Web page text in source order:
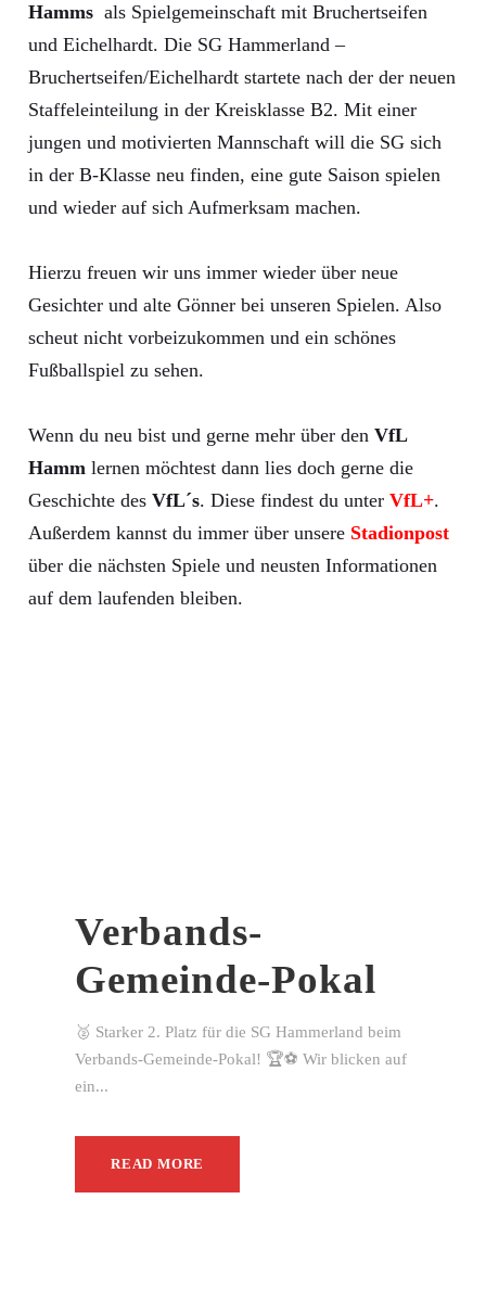
Hamms als Spielgemeinschaft mit Bruchertseifen
und Eichelhardt. Die SG Hammerland –
Bruchertseifen/Eichelhardt startete nach der der neuen
Staffeleinteilung in der Kreisklasse B2. Mit einer
jungen und motivierten Mannschaft will die SG sich
in der B-Klasse neu finden, eine gute Saison spielen
und wieder auf sich Aufmerksam machen.
Hierzu freuen wir uns immer wieder über neue
Gesichter und alte Gönner bei unseren Spielen. Also
scheut nicht vorbeizukommen und ein schönes
Fußballspiel zu sehen.
Wenn du neu bist und gerne mehr über den VfL
Hamm lernen möchtest dann lies doch gerne die
Geschichte des VfL´s. Diese findest du unter VfL+.
Außerdem kannst du immer über unsere Stadionpost
über die nächsten Spiele und neusten Informationen
auf dem laufenden bleiben.
Verbands-
Gemeinde-Pokal
🥈 Starker 2. Platz für die SG Hammerland beim
Verbands-Gemeinde-Pokal! 🏆⚽ Wir blicken auf
ein...
READ MORE